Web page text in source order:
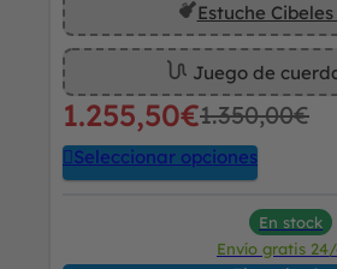
Estuche
Juego de
1.255,50€1.350,00€
Seleccionar opciones
En stock
Envío gratis